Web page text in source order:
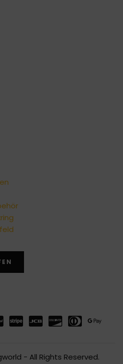
- All Rights Reserved.